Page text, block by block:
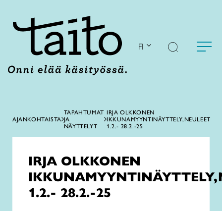
FI
AJANKOHTAISTA
TAPAHTUMAT
JA
NÄYTTELYT
IRJA OLKKONEN
IKKUNAMYYNTINÄYTTELY,NEULEET
1.2.- 28.2.-25
IRJA OLKKONEN
1.2.- 28.2.-25